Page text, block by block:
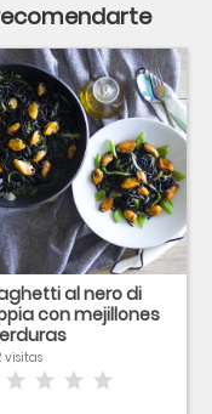
al nero di
con mejillones
visitas